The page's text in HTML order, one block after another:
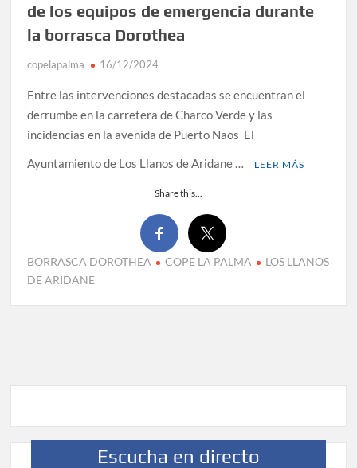
de los equipos de emergencia durante
la borrasca Dorothea
copelapalma 16/12/2024
Entre las intervenciones destacadas se encuentran el
derrumbe en la carretera de Charco Verde y las
incidencias en la avenida de Puerto Naos El
Ayuntamiento de Los Llanos de Aridane …
LEER MÁS
Share this...
BORRASCA DOROTHEA COPE LA PALMA
LOS LLANOS
DE ARIDANE
Escucha en directo